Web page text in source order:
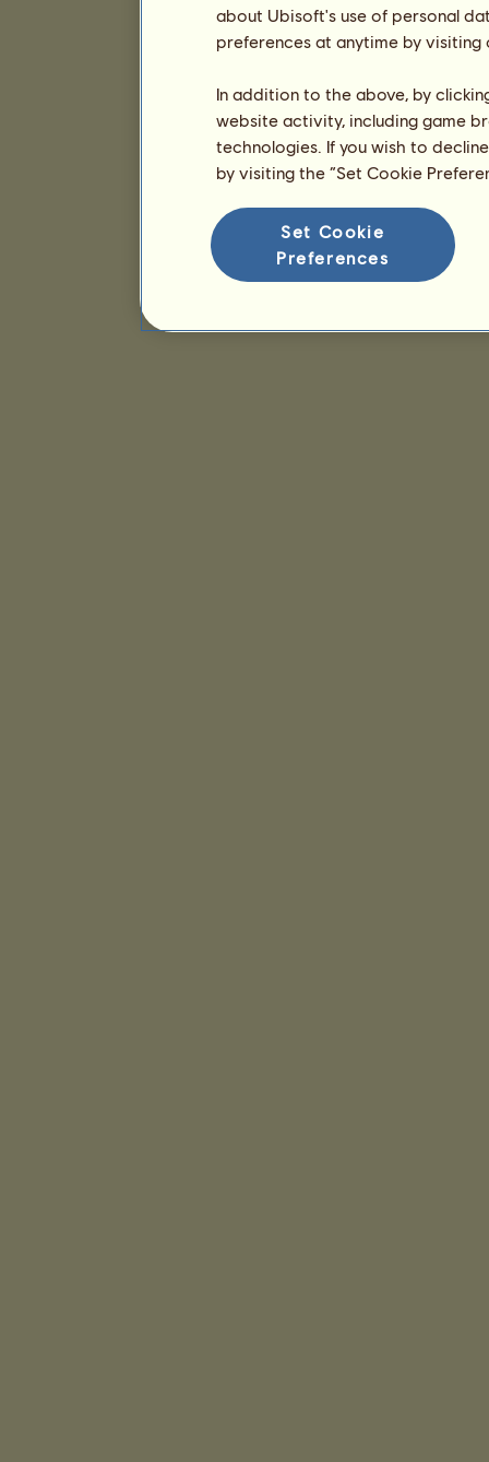
about Ubisoft's use of personal
preferences at anytime by
In addition to the above, by
website activity, including game
technologies. If you wish to
by visiting the “Set Cookie
Set Cookie
Preferences